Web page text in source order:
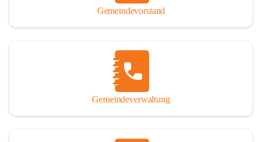
Gemeindevorstand
Gemeindeverwaltung